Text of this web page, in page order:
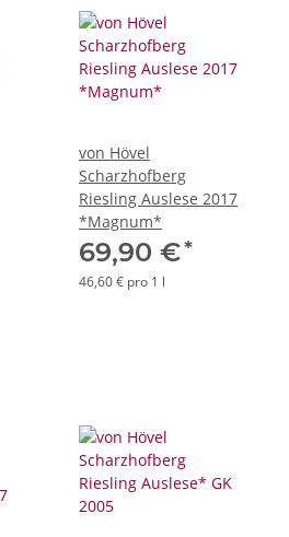
von Hövel
Scharzhofberg
Riesling Auslese 2017
*Magnum*
69,90 €*
46,60 € pro 1 l